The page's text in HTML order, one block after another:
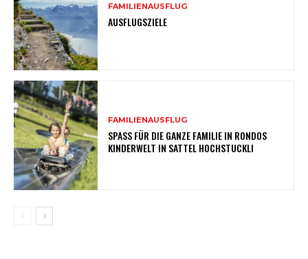
FAMILIENAUSFLUG
AUSFLUGSZIELE
FAMILIENAUSFLUG
SPASS FÜR DIE GANZE FAMILIE IN RONDOS
KINDERWELT IN SATTEL HOCHSTUCKLI